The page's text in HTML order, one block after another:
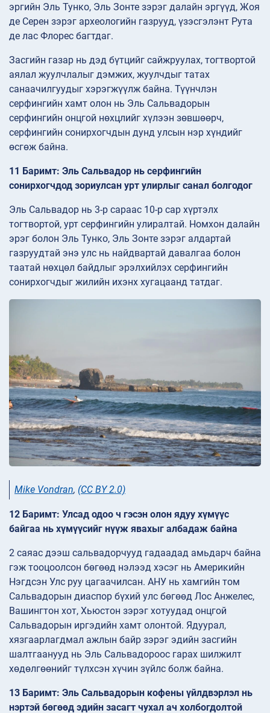
эргийн Эль Тунко, Эль Зонте зэрэг далайн эргүүд, Жоя
де Серен зэрэг археологийн газрууд, үзэсгэлэнт Рута
де лас Флорес багтдаг.
Засгийн газар нь дэд бүтцийг сайжруулах, тогтвортой
аялал жуулчлалыг дэмжих, жуулчдыг татах
санаачилгуудыг хэрэгжүүлж байна. Түүнчлэн
серфингийн хамт олон нь Эль Сальвадорын
серфингийн онцгой нөхцлийг хүлээн зөвшөөрч,
серфингийн сонирхогчдын дунд улсын нэр хүндийг
өсгөж байна.
11 Баримт: Эль Сальвадор нь серфингийн
сонирхогчдод зориулсан урт улирлыг санал болгодог
Эль Сальвадор нь 3-р сараас 10-р сар хүртэлх
тогтвортой, урт серфингийн улиралтай. Номхон далайн
эрэг болон Эль Тунко, Эль Зонте зэрэг алдартай
газруудтай энэ улс нь найдвартай давалгаа болон
таатай нөхцөл байдлыг эрэлхийлэх серфингийн
сонирхогчдыг жилийн ихэнх хугацаанд татдаг.
Mike Vondran, (CC BY 2.0)
12 Баримт: Улсад одоо ч гэсэн олон ядуу хүмүүс
байгаа нь хүмүүсийг нүүж явахыг албадаж байна
2 саяас дээш сальвадорчууд гадаадад амьдарч байна
гэж тооцоолсон бөгөөд нэлээд хэсэг нь Америкийн
Нэгдсэн Улс руу цагаачилсан. АНУ нь хамгийн том
Сальвадорын диаспор бүхий улс бөгөөд Лос Анжелес,
Вашингтон хот, Хьюстон зэрэг хотуудад онцгой
Сальвадорын иргэдийн хамт олонтой. Ядуурал,
хязгаарлагдмал ажлын байр зэрэг эдийн засгийн
шалтгаанууд нь Эль Сальвадороос гарах шилжилт
хөдөлгөөнийг түлхсэн хүчин зүйлс болж байна.
13 Баримт: Эль Сальвадорын кофены үйлдвэрлэл нь
нэртэй бөгөөд эдийн засагт чухал ач холбогдолтой